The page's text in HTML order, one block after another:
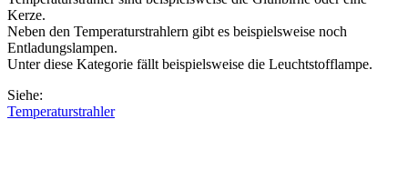
Kerze.
Neben den Temperaturstrahlern gibt es beispielsweise noch
Entladungslampen.
Unter diese Kategorie fällt beispielsweise die Leuchtstofflampe.
Siehe:
Temperaturstrahler